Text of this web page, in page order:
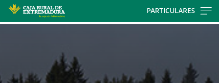
PARTICULARES
espere...